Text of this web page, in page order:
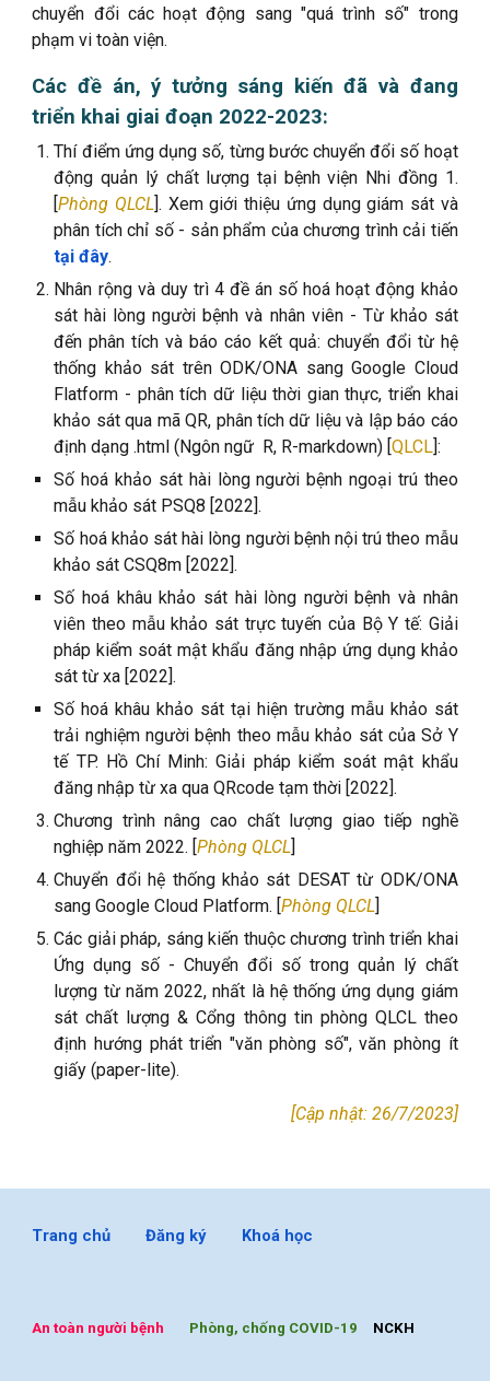
chuyển đổi các hoạt động sang "quá trình số" trong
phạm vi toàn viện.
Các đề án, ý tưởng sáng kiến đã và đang
triển khai giai đoạn 2022-2023:
Thí điểm ứng dụng số, từng bước chuyển đổi số hoạt
động quản lý chất lượng tại bệnh viện Nhi đồng 1.
[Phòng QLCL ]. Xem giới thiệu ứng dụng giám sát và
phân tích chỉ số - sản phẩm của chương trình cải tiến
tại đây.
Nhân rộng và duy trì 4 đề án số hoá hoạt động khảo
sát hài lòng người bệnh và nhân viên - Từ khảo sát
đến phân tích và báo cáo kết quả: chuyển đổi từ hệ
thống khảo sát trên ODK/ONA sang Google Cloud
Flatform - phân tích dữ liệu thời gian thực, triển khai
khảo sát qua mã QR, phân tích dữ liệu và lập báo cáo
định dạng .html (Ngôn ngữ R, R-markdown) [QLCL ]:
Số hoá khảo sát hài lòng người bệnh ngoại trú theo
mẫu khảo sát PSQ8 [2022].
Số hoá khảo sát hài lòng người bệnh nội trú theo mẫu
khảo sát CSQ8m [2022].
Số hoá khâu khảo sát hài lòng người bệnh và nhân
viên theo mẫu khảo sát trực tuyến của Bộ Y tế: Giải
pháp kiểm soát mật khẩu đăng nhập ứng dụng khảo
sát từ xa [2022].
Số hoá khâu khảo sát tại hiện trường mẫu khảo sát
trải nghiệm người bệnh theo mẫu khảo sát của Sở Y
tế TP. Hồ Chí Minh: Giải pháp kiểm soát mật khẩu
đăng nhập từ xa qua QRcode tạm thời [2022].
Chương trình nâng cao chất lượng giao tiếp nghề
nghiệp năm 2022. [Phòng QLCL
Chuyển đổi hệ thống khảo sát DESAT từ ODK/ONA
sang Google Cloud Platform. [Phòng QLCL
Các giải pháp, sáng kiến thuộc chương trình triển khai
Ứng dụng số - Chuyển đổi số trong quản lý chất
lượng từ năm 2022, nhất là hệ thống ứng dụng giám
sát chất lượng & Cổng thông tin phòng QLCL theo
định hướng phát triển "văn phòng số", văn phòng ít
giấy (paper-lite).
[Cập nhật: 26/7/2023]
Trang chủ Đăng ký Khoá học
An toàn người bệnh Phòng, chống COVID-19 NCKH